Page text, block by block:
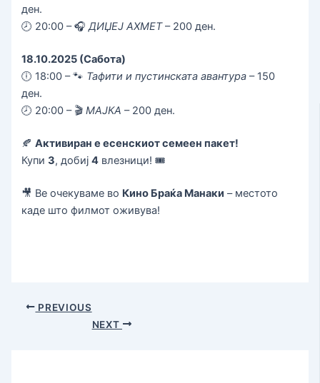
ден.
🕗 20:00 – 🎧ДИЏЕЈ АХМЕТ– 200 ден.
18.10.2025 (Сабота)
🕕 18:00 – 🐾 Тафити и пустинската авантура – 150
ден.
🕗 20:00 – 🎬МАЈКА – 200 ден.
🍂Активиран е есенскиот семеен пакет!
Купи3, добиј4 влезници! 🎟️
🎥 Ве очекуваме во Кино Браќа Манаки – местото
каде што филмот оживува!
PREVIOUS
NEXT